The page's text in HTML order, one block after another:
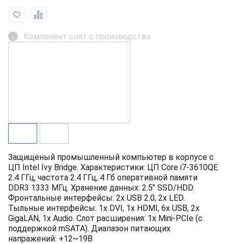
i Компонент снят с производства
Защищеный промышленный компьютер в корпусе с
ЦП Intel Ivy Bridge. Характеристики: ЦП Core i7-3610QE
2.4 ГГц, частота 2.4 ГГц, 4 Гб оперативной памяти
DDR3 1333 МГц. Хранение данных: 2.5" SSD/HDD.
Фронтальные интерфейсы: 2x USB 2.0, 2x LED.
Тыльные интерфейсы: 1x DVI, 1x HDMI, 6x USB, 2x
GigaLAN, 1x Audio. Слот расширения: 1x Mini-PCIe (с
поддержкой mSATA). Диапазон питающих
напражений: +12~19В